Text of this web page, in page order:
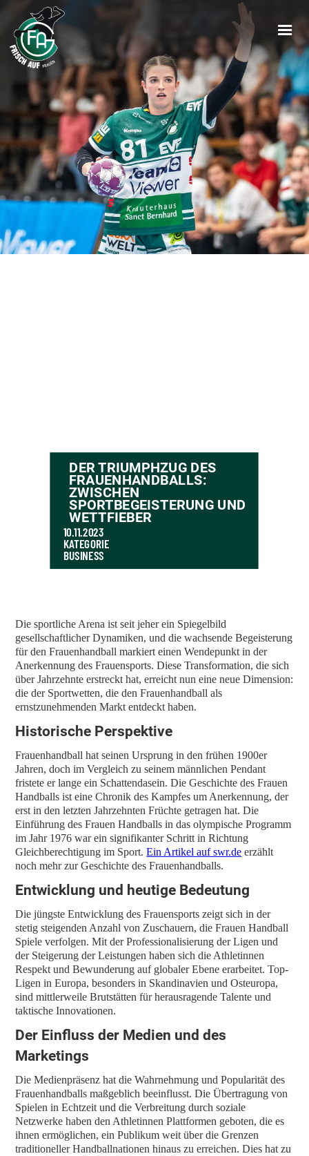
DER TRIUMPHZUG DES
FRAUENHANDBALLS:
ZWISCHEN
SPORTBEGEISTERUNG UND
WETTFIEBER
10.11.2023
KATEGORIE
BUSINESS
Die sportliche Arena ist seit jeher ein Spiegelbild
gesellschaftlicher Dynamiken, und die wachsende Begeisterung
für den Frauenhandball markiert einen Wendepunkt in der
Anerkennung des Frauensports. Diese Transformation, die sich
über Jahrzehnte erstreckt hat, erreicht nun eine neue Dimension:
die der Sportwetten, die den Frauenhandball als
ernstzunehmenden Markt entdeckt haben.
Historische Perspektive
Frauenhandball hat seinen Ursprung in den frühen 1900er
Jahren, doch im Vergleich zu seinem männlichen Pendant
fristete er lange ein Schattendasein. Die Geschichte des Frauen
Handballs ist eine Chronik des Kampfes um Anerkennung, der
erst in den letzten Jahrzehnten Früchte getragen hat. Die
Einführung des Frauen Handballs in das olympische Programm
im Jahr 1976 war ein signifikanter Schritt in Richtung
Gleichberechtigung im Sport.Ein Artikel auf swr.de erzählt
noch mehr zur Geschichte des Frauenhandballs.
Entwicklung und heutige Bedeutung
Die jüngste Entwicklung des Frauensports zeigt sich in der
stetig steigenden Anzahl von Zuschauern, die Frauen Handball
Spiele verfolgen. Mit der Professionalisierung der Ligen und
der Steigerung der Leistungen haben sich die Athletinnen
Respekt und Bewunderung auf globaler Ebene erarbeitet. Top-
Ligen in Europa, besonders in Skandinavien und Osteuropa,
sind mittlerweile Brutstätten für herausragende Talente und
taktische Innovationen.
Der Einfluss der Medien und des
Marketings
Die Medienpräsenz hat die Wahrnehmung und Popularität des
Frauenhandballs maßgeblich beeinflusst. Die Übertragung von
Spielen in Echtzeit und die Verbreitung durch soziale
Netzwerke haben den Athletinnen Plattformen geboten, die es
ihnen ermöglichen, ein Publikum weit über die Grenzen
traditioneller Handballnationen hinaus zu erreichen. Dies hat zu